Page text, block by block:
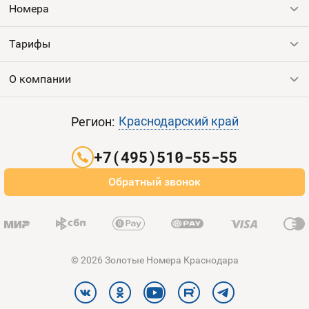
Номера
Все номера
Тарифы
Выгодные тарифы
О компании
Оплата и доставка
Регион: Краснодарский край
+7(495)510-55-55
Обратный звонок
© 2026 Золотые Номера Краснодара